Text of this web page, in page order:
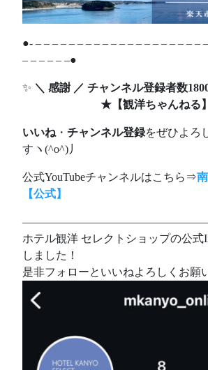
●- – – – – – – – – – – – – – – – – – – – –
– – – – – –●
✨ ＼ 感謝 ／ チャンネル登録者数
★ 【観洋ちゃんねる】
いいね ・ チャンネル登録をぜひよろ
すヽ(^o^)丿
公式YouTubeチャンネルはこちら⇒
【公式】
ホテル観洋 セレクトショップの公式
しました！
是非フォローといいねよろしくお願